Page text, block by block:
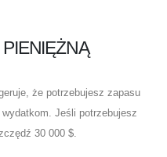
że potrzebujesz zapasu
Jeśli potrzebujesz
30 000 $.